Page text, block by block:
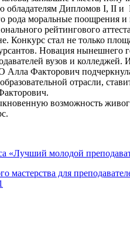
обладателям Дипломов I, II
рода моральные поощрения
рейтингового
Конкурс стал не только
Новация нынешнего
вузов и
Факторович
отрасли,
возможность
«Лучший молодой
для